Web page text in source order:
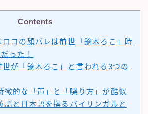
Contents
ロコの顔バレは前世「鏑木ろこ」時
った！
世が「鏑木ろこ」と言われる3つの
的な「声」と「喋り方」が酷似
と日本語を操るバイリンガルと